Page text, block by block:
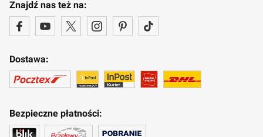
Znajdź nas też na:
Dostawa:
Bezpieczne płatności: